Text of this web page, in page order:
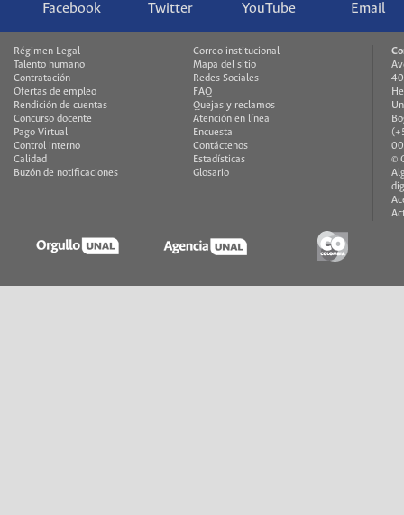
Facebook Twitter YouTube Email
Régimen Legal
Talento humano
Contratación
Ofertas de empleo
Rendición de cuentas
Concurso docente
Pago Virtual
Control interno
Calidad
Buzón de notificaciones
Correo institucional
Mapa del sitio
Redes Sociales
FAQ
Quejas y reclamos
Atención en línea
Encuesta
Contáctenos
Estadísticas
Glosario
©